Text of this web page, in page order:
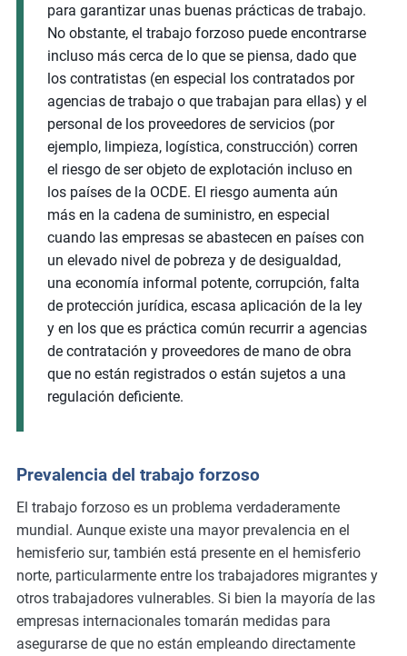
para garantizar unas buenas prácticas de trabajo.
No obstante, el trabajo forzoso puede encontrarse
incluso más cerca de lo que se piensa, dado que
los contratistas (en especial los contratados por
agencias de trabajo o que trabajan para ellas) y el
personal de los proveedores de servicios (por
ejemplo, limpieza, logística, construcción) corren
el riesgo de ser objeto de explotación incluso en
los países de la OCDE. El riesgo aumenta aún
más en la cadena de suministro, en especial
cuando las empresas se abastecen en países con
un elevado nivel de pobreza y de desigualdad,
una economía informal potente, corrupción, falta
de protección jurídica, escasa aplicación de la ley
y en los que es práctica común recurrir a agencias
de contratación y proveedores de mano de obra
que no están registrados o están sujetos a una
regulación deficiente.
Prevalencia del trabajo forzoso
El trabajo forzoso es un problema verdaderamente
mundial. Aunque existe una mayor prevalencia en el
hemisferio sur, también está presente en el hemisferio
norte, particularmente entre los trabajadores migrantes y
otros trabajadores vulnerables. Si bien la mayoría de las
empresas internacionales tomarán medidas para
asegurarse de que no están empleando directamente